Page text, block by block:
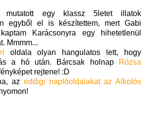
mutatott egy klassz 5letet illatok
egyből el is készítettem, mert Gabi
Karácsonyra egy hihetetlenül
Mmmm...
oldala olyan hangulatos lett, hogy
a hó után. Bárcsak holnap
Rózsa
rejtene! :D
az eddigi naplóoldalakat az Alkotós